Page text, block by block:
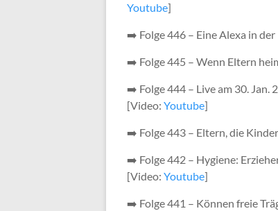
Youtube]
➡️ Folge 446 – Eine Alexa in der
➡️ Folge 445 – Wenn Eltern
➡️ Folge 444 – Live am 30. Jan.
[Video: Youtube]
➡️ Folge 443 – Eltern, die
➡️ Folge 442 – Hygiene:
[Video: Youtube]
➡️ Folge 441 – Können freie